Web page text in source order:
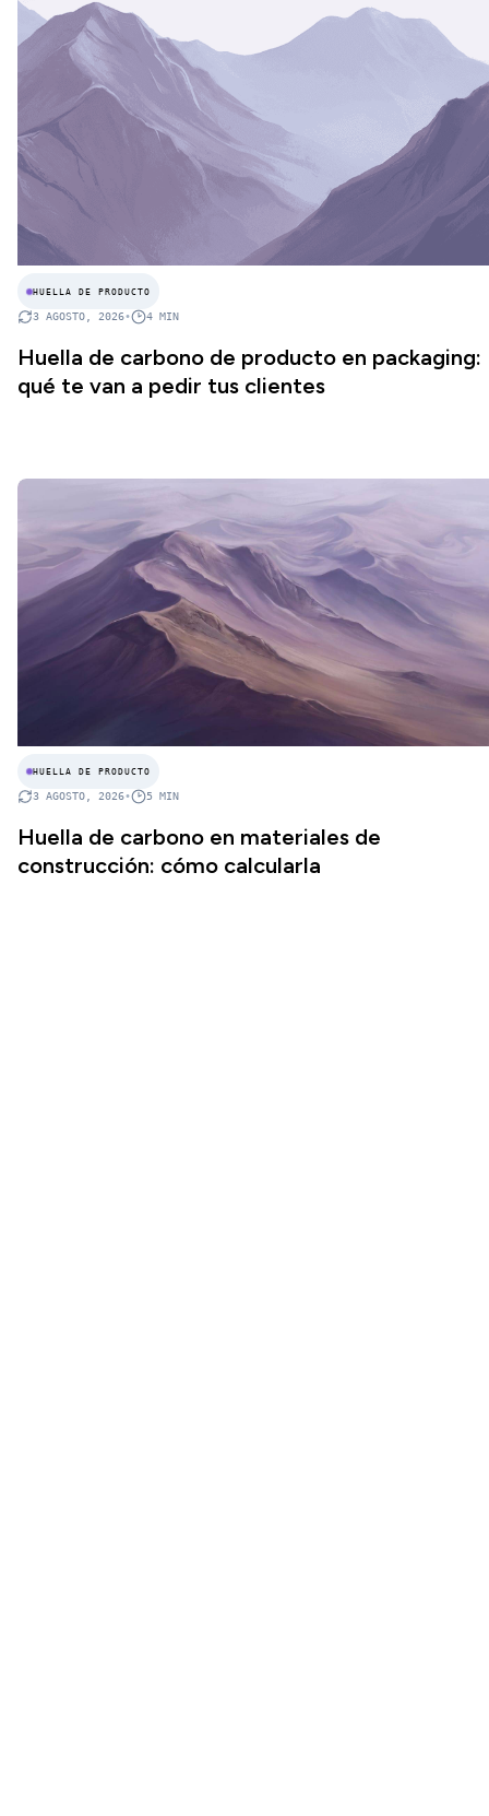
HUELLA DE PRODUCTO
3 AGOSTO, 2026• 4 MIN
Huella de carbono de producto en packaging:
qué te van a pedir tus clientes
HUELLA DE PRODUCTO
3 AGOSTO, 2026• 5 MIN
Huella de carbono en materiales de
construcción: cómo calcularla